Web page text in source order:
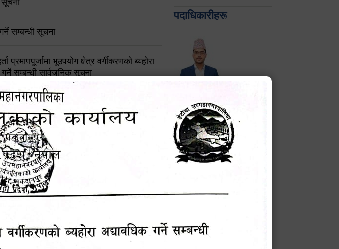
सूचना
सम्बन्धी सूचना
प्रमाणपूर्जामा भूउपयोग क्षेत्र वर्गीकरणको ब्यहोरा
सम्बन्धी सार्वजनिक सूचना
सम्बन्धी सूचना
सहमतिका लागि दरखास्त आव्हान सम्बन्धी सूचना !
सूची दर्ता सम्बन्धी सूचना
सुरुङको संरक्षण तथा व्यवस्थापनको जिम्मेवारी
अनिवार्य लगाउने सम्बन्धमा ।
पदाधिकारीहरू
प्रमुख प्रशासकीय अधिकृत
Phone: 9855010111
सविन न्यौपाने